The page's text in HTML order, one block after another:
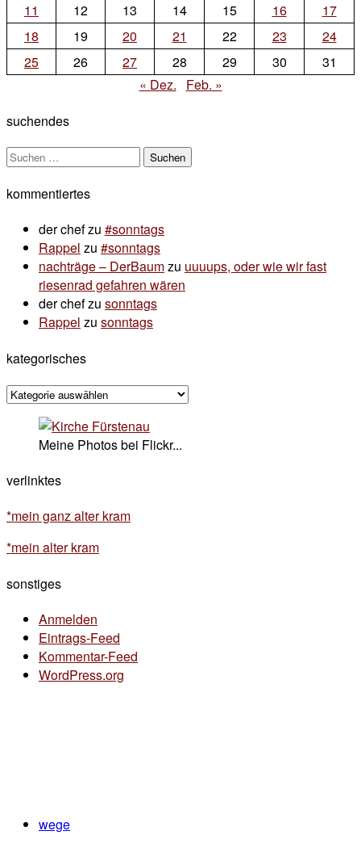
11
12 13 14 15 16
17
18
19 20 21 22 23
24
25
26 27 28 29 30
31
« Dez.
Feb. »
suchendes
Suchen
kommentiertes
der chefzu #sonntags
Rappel zu #sonntags
nachträge – DerBaumzu uuuups, oder wie wir fast
riesenrad gefahren wären
der chefzu sonntags
Rappel zu sonntags
kategorisches
kategorisches
Meine Photos bei Flickr...
verlinktes
*mein ganz alter kram
*mein alter kram
sonstiges
Anmelden
Eintrags-Feed
Kommentar-Feed
WordPress.org
wege